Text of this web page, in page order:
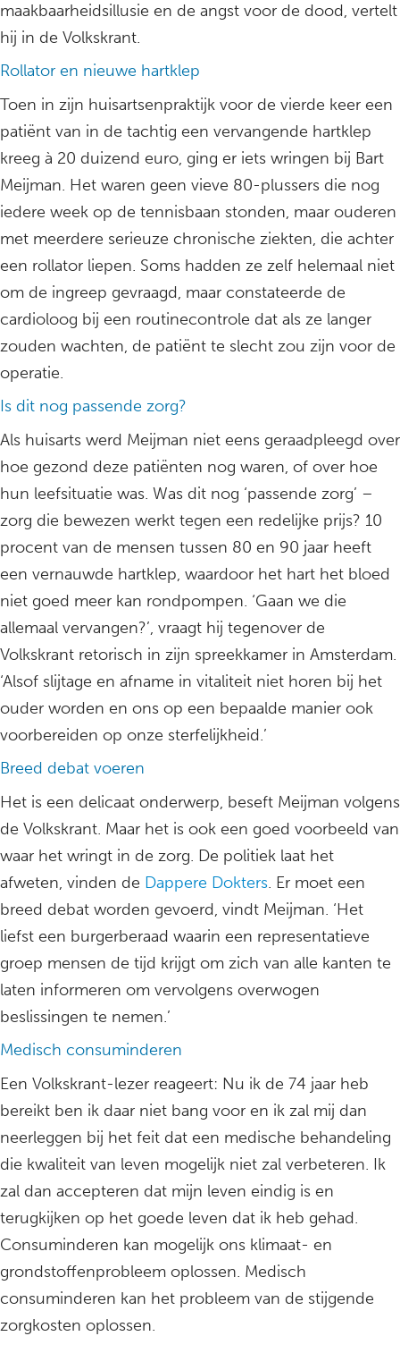
maakbaarheidsillusie en de angst voor de dood, vertelt
hij in de Volkskrant.
Rollator en nieuwe hartklep
Toen in zijn huisartsenpraktijk voor de vierde keer een
patiënt van in de tachtig een vervangende hartklep
kreeg à 20 duizend euro, ging er iets wringen bij Bart
Meijman. Het waren geen vieve 80-plussers die nog
iedere week op de tennisbaan stonden, maar ouderen
met meerdere serieuze chronische ziekten, die achter
een rollator liepen. Soms hadden ze zelf helemaal niet
om de ingreep gevraagd, maar constateerde de
cardioloog bij een routinecontrole dat als ze langer
zouden wachten, de patiënt te slecht zou zijn voor de
operatie.
Is dit nog passende zorg?
Als huisarts werd Meijman niet eens geraadpleegd over
hoe gezond deze patiënten nog waren, of over hoe
hun leefsituatie was. Was dit nog ‘passende zorg’ –
zorg die bewezen werkt tegen een redelijke prijs? 10
procent van de mensen tussen 80 en 90 jaar heeft
een vernauwde hartklep, waardoor het hart het bloed
niet goed meer kan rondpompen. ‘Gaan we die
allemaal vervangen?’, vraagt hij tegenover de
Volkskrant retorisch in zijn spreekkamer in Amsterdam.
‘Alsof slijtage en afname in vitaliteit niet horen bij het
ouder worden en ons op een bepaalde manier ook
voorbereiden op onze sterfelijkheid.’
Breed debat voeren
Het is een delicaat onderwerp, beseft Meijman volgens
de Volkskrant. Maar het is ook een goed voorbeeld van
waar het wringt in de zorg. De politiek laat het
afweten, vinden de Dappere Dokters. Er moet een
breed debat worden gevoerd, vindt Meijman. ‘Het
liefst een burgerberaad waarin een representatieve
groep mensen de tijd krijgt om zich van alle kanten te
laten informeren om vervolgens overwogen
beslissingen te nemen.’
Medisch consuminderen
Een Volkskrant-lezer reageert: Nu ik de 74 jaar heb
bereikt ben ik daar niet bang voor en ik zal mij dan
neerleggen bij het feit dat een medische behandeling
die kwaliteit van leven mogelijk niet zal verbeteren. Ik
zal dan accepteren dat mijn ­leven eindig is en
terugkijken op het goede leven dat ik heb gehad.
Consuminderen kan mogelijk ons klimaat- en
grondstoffenprobleem oplossen. Medisch
consuminderen kan het probleem van de stijgende
zorgkosten oplossen.